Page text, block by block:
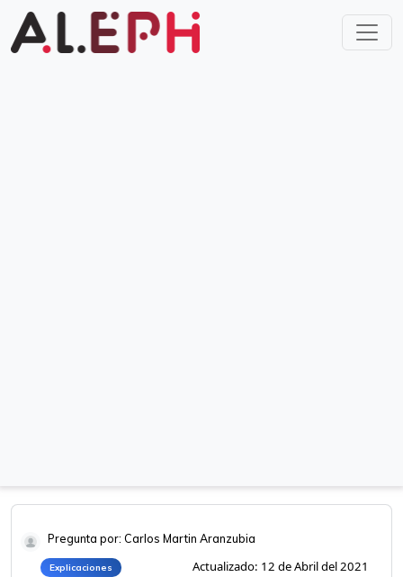
Pregunta por: Carlos Martin Aranzubia
Explicaciones Actualizado: 12 de Abril del 2021